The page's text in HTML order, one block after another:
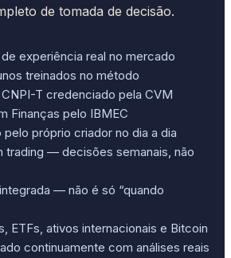
de tomada de decisão.
experiência real no mercado
treinados no método
T credenciado pela CVM
Finanças pelo IBMEC
próprio criador no dia a dia
trading — decisões semanais, não
— não é só “quando
ETFs, ativos internacionais e Bitcoin
continuamente com análises reais